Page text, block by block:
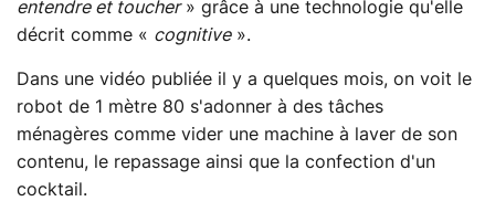
entendre et toucher» grâce à une technologie qu'elle
décrit comme « cognitive».
Dans une vidéo publiée il y a quelques mois, on voit le
robot de 1 mètre 80 s'adonner à des tâches
ménagères comme vider une machine à laver de son
contenu, le repassage ainsi que la confection d'un
cocktail.